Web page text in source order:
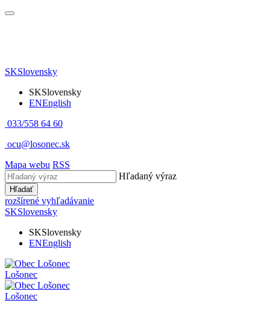
SKSlovensky
SKSlovensky
ENEnglish
033/558 64 60
ocu@losonec.sk
Mapa webu RSS
Hľadaný výraz
Hľadať
rozšírené vyhľadávanie
SKSlovensky
SKSlovensky
ENEnglish
Lošonec
Lošonec